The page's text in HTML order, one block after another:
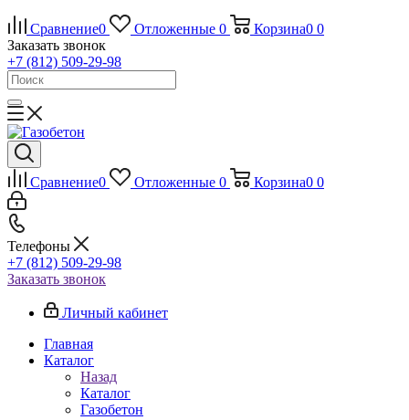
Сравнение0 Отложенные 0 Корзина0 0
Заказать звонок
+7 (812) 509-29-98
Сравнение0 Отложенные 0 Корзина0 0
Телефоны
+7 (812) 509-29-98
Заказать звонок
Личный кабинет
Главная
Каталог
Назад
Каталог
Газобетон